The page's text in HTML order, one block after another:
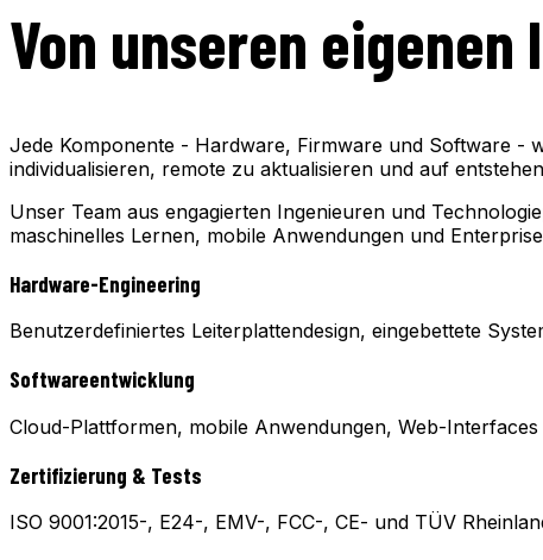
Von unseren
Jede Komponente - Hardware, Firmware und Software -
individualisieren, remote zu aktualisieren und auf
Unser Team aus engagierten Ingenieuren und
maschinelles Lernen, mobile Anwendungen und
Hardware-Engineering
Benutzerdefiniertes Leiterplattendesign, eingebettete
Softwareentwicklung
Cloud-Plattformen, mobile Anwendungen, Web-
Zertifizierung & Tests
ISO 9001:2015-, E24-, EMV-, FCC-, CE- und TÜV